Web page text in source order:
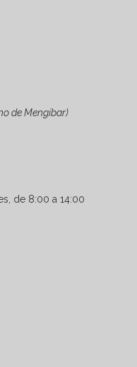
de Mengíbar)
de 8:00 a 14:00